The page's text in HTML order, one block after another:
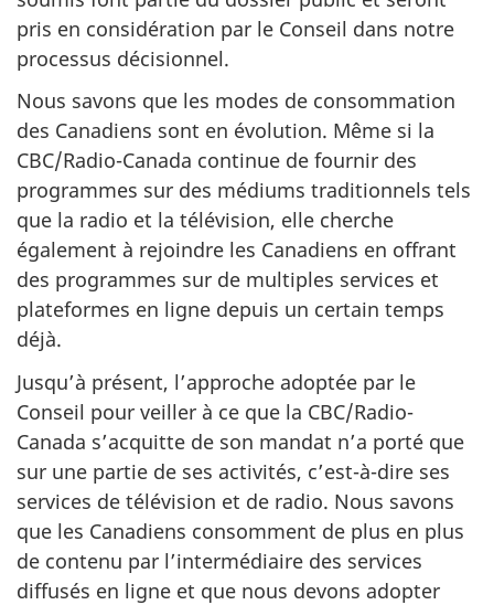
pris en considération par le Conseil dans notre
processus décisionnel.
Nous savons que les modes de consommation
des Canadiens sont en évolution. Même si la
CBC/Radio-Canada continue de fournir des
programmes sur des médiums traditionnels tels
que la radio et la télévision, elle cherche
également à rejoindre les Canadiens en offrant
des programmes sur de multiples services et
plateformes en ligne depuis un certain temps
déjà.
Jusqu’à présent, l’approche adoptée par le
Conseil pour veiller à ce que la CBC/Radio-
Canada s’acquitte de son mandat n’a porté que
sur une partie de ses activités, c’est-à-dire ses
services de télévision et de radio. Nous savons
que les Canadiens consomment de plus en plus
de contenu par l’intermédiaire des services
diffusés en ligne et que nous devons adopter